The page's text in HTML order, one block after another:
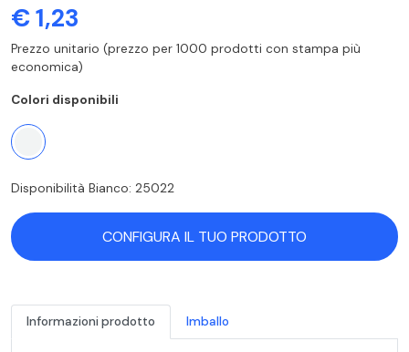
€ 1,23
Prezzo unitario (prezzo per 1000 prodotti con stampa più
economica)
Colori disponibili
Disponibilità Bianco: 25022
CONFIGURA IL TUO PRODOTTO
Informazioni prodotto Imballo